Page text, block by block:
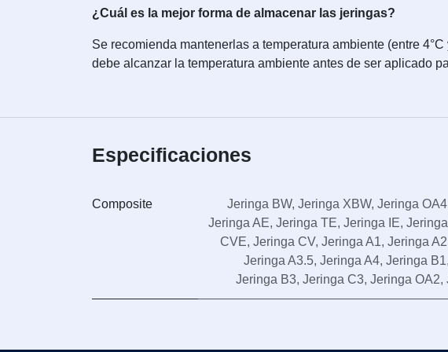
¿Cuál es la mejor forma de almacenar las jeringas?
Se recomienda mantenerlas a temperatura ambiente (entre
debe alcanzar la temperatura ambiente antes de ser aplicado
Especificaciones
Composite Jeringa BW, Jeringa XBW, Jeringa OA4
Jeringa AE, Jeringa TE, Jeringa IE,
CVE, Jeringa CV, Jeringa A1, Jeringa A2
Jeringa A3.5, Jeringa A4, Jeringa B1,
Jeringa B3, Jeringa C3, Jeringa OA2,